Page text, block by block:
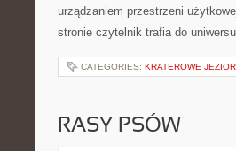
urządzaniem przestrzeni
stronie czytelnik trafia do
CATEGORIES: KRATEROWE
RASY PSÓW